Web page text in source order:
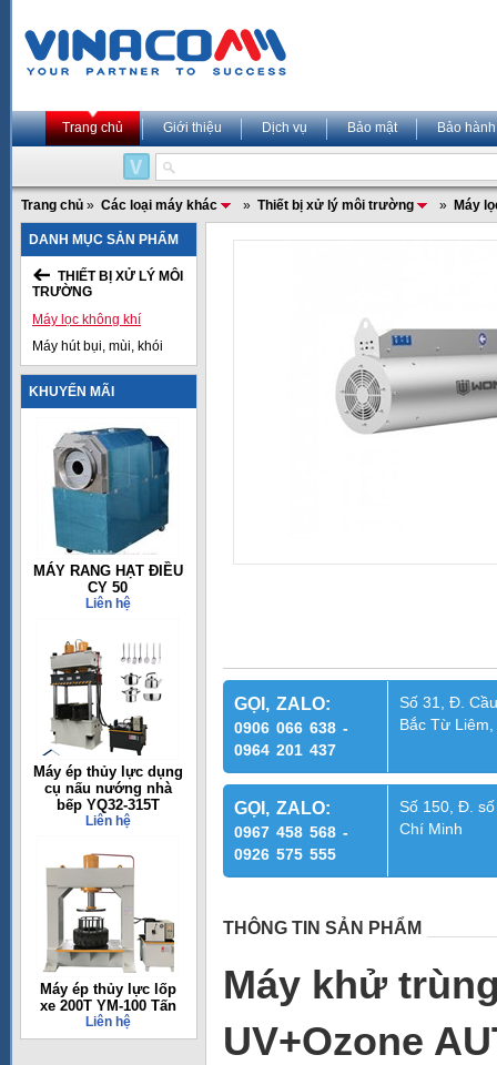
Trang chủ Giới thiệu Dịch vụ Bảo mật Bảo hành
Trang chủ » Các loại máy khác » Thiết bị xử lý môi trường » Máy
DANH MỤC SẢN PHẨM
THIẾT BỊ XỬ LÝ MÔI
TRƯỜNG
Máy lọc không khí
Máy hút bụi, mùi, khói
KHUYẾN MÃI
MÁY RANG HẠT ĐIỀU
CY 50
Liên hệ
Máy ép thủy lực dụng
cụ nấu nướng nhà
bếp YQ32-315T
Liên hệ
Máy ép thủy lực lốp
xe 200T YM-100 Tấn
Liên hệ
GỌI, ZALO:
0906 066 638 -
0964 201 437
Số 31, Đ.
Bắc Từ
GỌI, ZALO:
0967 458 568 -
0926 575 555
Số 150, Đ.
Chí Minh
THÔNG TIN SẢN PHẨM
Máy khử
UV+Ozone